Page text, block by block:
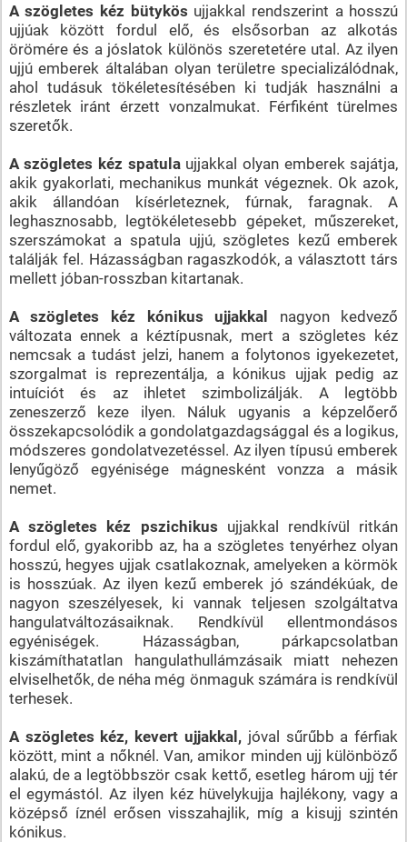
A szögletes kéz bütykös ujjakkal rendszerint a hosszú
ujjúak között fordul elő, és elsősorban az alkotás
örömére és a jóslatok különös szeretetére utal. Az ilyen
ujjú emberek általában olyan területre specializálódnak,
ahol tudásuk tökéletesítésében ki tudják használni a
részletek iránt érzett vonzalmukat. Férfiként türelmes
szeretők.
A szögletes kéz spatulaujjakkal olyan emberek sajátja,
akik gyakorlati, mechanikus munkát végeznek. Ok azok,
akik állandóan kísérleteznek, fúrnak, faragnak. A
leghasznosabb, legtökéletesebb gépeket, műszereket,
szerszámokat a spatula ujjú, szögletes kezű emberek
találják fel. Házasságban ragaszkodók, a választott társ
mellett jóban-rosszban kitartanak.
A szögletes kéz kónikus ujjakkal nagyon kedvező
változata ennek a kéztípusnak, mert a szögletes kéz
nemcsak a tudást jelzi, hanem a folytonos igyekezetet,
szorgalmat is reprezentálja, a kónikus ujjak pedig az
intuíciót és az ihletet szimbolizálják. A legtöbb
zeneszerző keze ilyen. Náluk ugyanis a képzelőerő
összekapcsolódik a gondolatgazdagsággal és a logikus,
módszeres gondolatvezetéssel. Az ilyen típusú emberek
lenyűgöző egyénisége mágnesként vonzza a másik
nemet.
A szögletes kéz pszichikus ujjakkal rendkívül ritkán
fordul elő, gyakoribb az, ha a szögletes tenyérhez olyan
hosszú, hegyes ujjak csatlakoznak, amelyeken a körmök
is hosszúak. Az ilyen kezű emberek jó szándékúak, de
nagyon szeszélyesek, ki vannak teljesen szolgáltatva
hangulatváltozásaiknak. Rendkívül ellentmondásos
egyéniségek. Házasságban, párkapcsolatban
kiszámíthatatlan hangulathullámzásaik miatt nehezen
elviselhetők, de néha még önmaguk számára is rendkívül
terhesek.
A szögletes kéz, kevert ujjakkal, jóval sűrűbb a férfiak
között, mint a nőknél. Van, amikor minden ujj különböző
alakú, de a legtöbbször csak kettő, esetleg három ujj tér
el egymástól. Az ilyen kéz hüvelykujja hajlékony, vagy a
középső íznél erősen visszahajlik, míg a kisujj szintén
kónikus.